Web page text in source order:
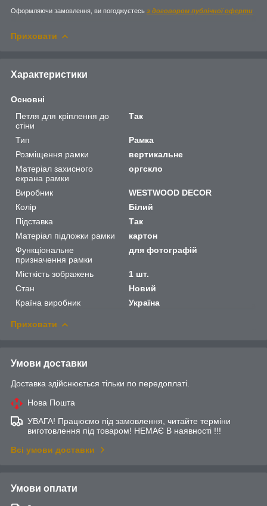
Оформляючи замовлення, ви погоджуєтесь з договором публічної оферти
Приховати
Характеристики
Основні
Петля для кріплення до
стіни
Так
Тип
Рамка
Розміщення рамки
вертикальне
Матеріал захисного
екрана рамки
оргскло
Виробник
WESTWOOD DECOR
Колір
Білий
Підставка
Так
Матеріал підложки рамки
картон
Функціональне
призначення рамки
для фотографій
Місткість зображень
1 шт.
Стан
Новий
Країна виробник
Україна
Приховати
Умови доставки
Доставка здійснюється тільки по передоплаті.
Нова Пошта
УВАГА! Працюємо під замовлення, читайте терміни
виготовлення під товаром! НЕМАЄ В наявності !!!
Всі умови доставки
Умови оплати